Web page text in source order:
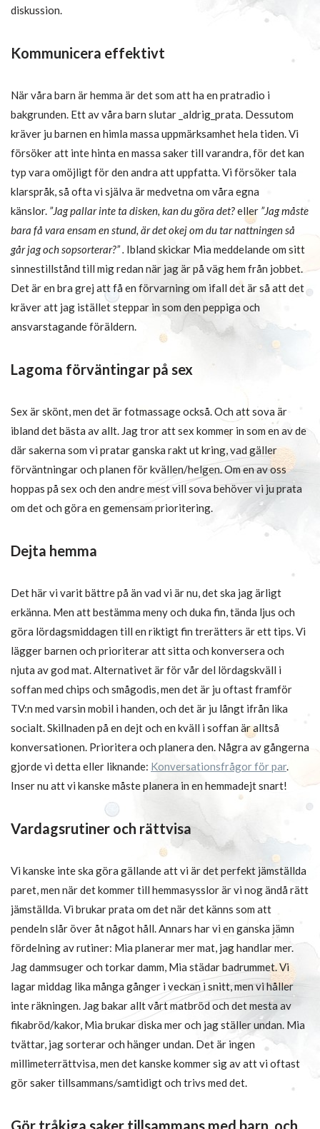
diskussion.
Kommunicera effektivt
När våra barn är hemma är det som att ha en pratradio i
bakgrunden. Ett av våra barn slutar _aldrig_prata. Dessutom
kräver ju barnen en himla massa uppmärksamhet hela tiden. Vi
försöker att inte hinta en massa saker till varandra, för det kan
typ vara omöjligt för den andra att uppfatta. Vi försöker tala
klarspråk, så ofta vi själva är medvetna om våra egna
känslor. ”Jag pallar inte ta disken, kan du göra det?eller ”Jag måste
bara få vara ensam en stund, är det okej om du tar nattningen så
går jag och sopsorterar?” . Ibland skickar Mia meddelande om sitt
sinnestillstånd till mig redan när jag är på väg hem från jobbet.
Det är en bra grej att få en förvarning om ifall det är så att det
kräver att jag istället steppar in som den peppiga och
ansvarstagande föräldern.
Lagoma förväntingar på sex
Sex är skönt, men det är fotmassage också. Och att sova är
ibland det bästa av allt. Jag tror att sex kommer in som en av de
där sakerna som vi pratar ganska rakt ut kring, vad gäller
förväntningar och planen för kvällen/helgen. Om en av oss
hoppas på sex och den andre mest vill sova behöver vi ju prata
om det och göra en gemensam prioritering.
Dejta hemma
Det här vi varit bättre på än vad vi är nu, det ska jag ärligt
erkänna. Men att bestämma meny och duka fin, tända ljus och
göra lördagsmiddagen till en riktigt fin trerätters är ett tips. Vi
lägger barnen och prioriterar att sitta och konversera och
njuta av god mat. Alternativet är för vår del lördagskväll i
soffan med chips och smågodis, men det är ju oftast framför
TV:n med varsin mobil i handen, och det är ju långt ifrån lika
socialt. Skillnaden på en dejt och en kväll i soffan är alltså
konversationen. Prioritera och planera den. Några av gångerna
gjorde vi detta eller liknande: Konversationsfrågor för par.
Inser nu att vi kanske måste planera in en hemmadejt snart!
Vardagsrutiner och rättvisa
Vi kanske inte ska göra gällande att vi är det perfekt jämställda
paret, men när det kommer till hemmasysslor är vi nog ändå rätt
jämställda. Vi brukar prata om det när det känns som att
pendeln slår över åt något håll. Annars har vi en ganska jämn
fördelning av rutiner: Mia planerar mer mat, jag handlar mer.
Jag dammsuger och torkar damm, Mia städar badrummet. Vi
lagar middag lika många gånger i veckan i snitt, men vi håller
inte räkningen. Jag bakar allt vårt matbröd och det mesta av
fikabröd/kakor, Mia brukar diska mer och jag ställer undan. Mia
tvättar, jag sorterar och hänger undan. Det är ingen
millimeterrättvisa, men det kanske kommer sig av att vi oftast
gör saker tillsammans/samtidigt och trivs med det.